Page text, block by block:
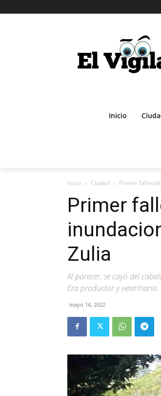
Inicio
Inicio Ciudad Primer
Primer
Zulia
Al parecer, se cayó del
Era productor y veterinario.
mayo 14, 2022